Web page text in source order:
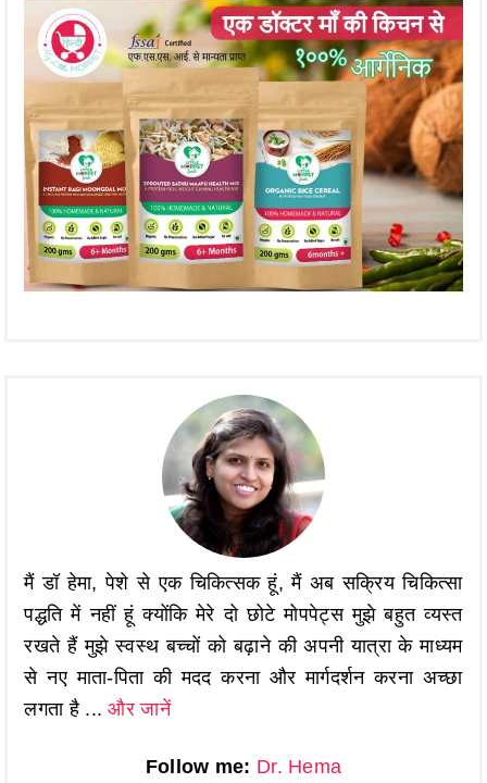
मैं डॉ हेमा, पेशे से एक चिकित्सक हूं, मैं अब सक्रिय चिकित्सा
पद्धति में नहीं हूं क्योंकि मेरे दो छोटे मोपपेट्स मुझे बहुत व्यस्त
रखते हैं मुझे स्वस्थ बच्चों को बढ़ाने की अपनी यात्रा के माध्यम
से नए माता-पिता की मदद करना और मार्गदर्शन करना अच्छा
लगता है ...और जानें
Follow me: Dr. Hema